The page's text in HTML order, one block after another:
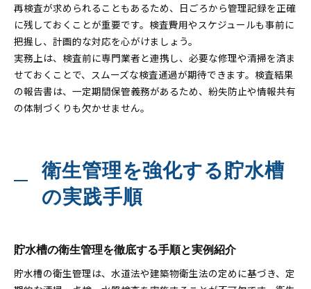
再検査が求められることもあるため、日ごろから管理記録を正確
に残しておくことが重要です。検査費用やスケジュールも事前に
把握し、計画的な対応を心がけましょう。
実務上は、検査前に専門業者と連携し、必要な修理や清掃を済ま
せておくことで、スムーズな検査通過が期待できます。検査結果
の報告書は、一定期間保管義務があるため、紛失防止や情報共有
の体制づくりも欠かせません。
衛生管理を強化する貯水槽
の実践手順
貯水槽の衛生管理を徹底する手順と実例紹介
貯水槽の衛生管理は、水道法や建築物衛生法の定めに基づき、定